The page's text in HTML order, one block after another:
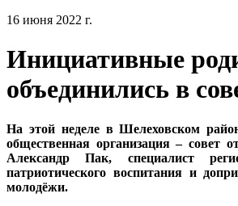
16 июня 2022 г.
Инициативные
объединились в
На этой неделе в Шелеховском
общественная организация – совет
Александр Пак, специалист
патриотического воспитания и
молодёжи.